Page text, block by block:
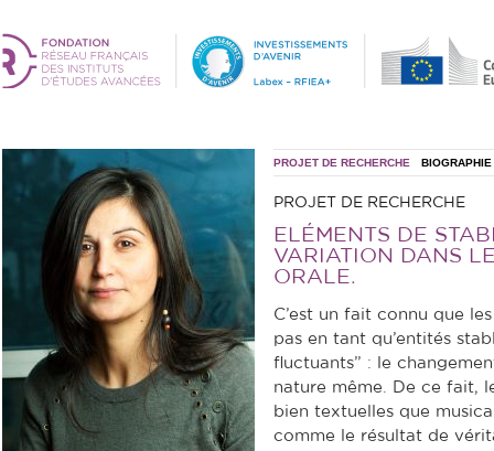
PROJET DE RECHERCHE BIOGRAPHIE
PROJET DE RECHERCHE
ELÉMENTS DE
VARIATION DANS
ORALE.
C’est un fait connu que
pas en tant qu’entités
fluctuants” : le
nature même. De ce fait,
bien textuelles que
comme le résultat de